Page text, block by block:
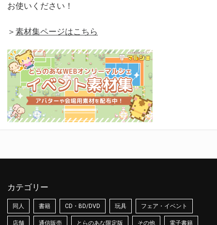
お使いください！
＞ 素材集ページはこちら
カテゴリー
同人 書籍 CD・BD/DVD 玩具 フェア・イベント
店舗 通信販売 とらのあな限定版 その他 電子書籍